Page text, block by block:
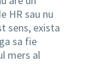
HR sau nu
sens, exista
sa fie
mers al